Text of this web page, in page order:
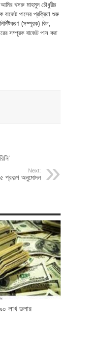
খসরু মাহমুদ চৌধুরীর
বাজেট পাসের প্রক্রিয়া শুরু
(সম্পূরক) বিল,
সম্পূরক বাজেট পাস করা
Next:
প্রকল্প অনুমোদন
লাখ ডলার